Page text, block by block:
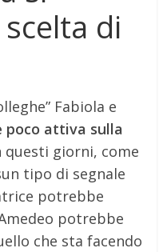
di
Fabiola e
poco attiva sulla
questi giorni, come
tipo di segnale
potrebbe
potrebbe
che sta facendo